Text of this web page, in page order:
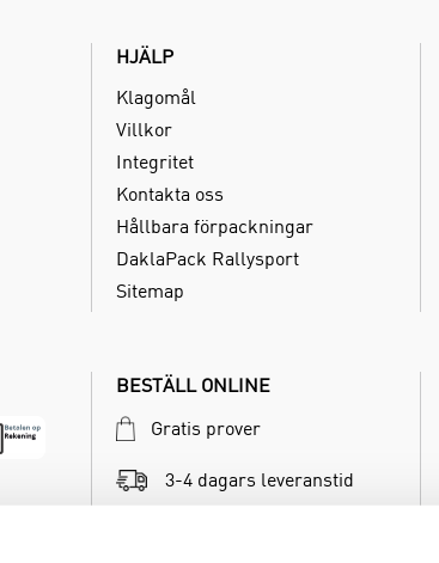
HJÄLP
Klagomål
Villkor
Integritet
Kontakta oss
Hållbara förpackningar
DaklaPack Rallysport
Sitemap
BESTÄLL ONLINE
Gratis prover
3-4 dagars leveranstid